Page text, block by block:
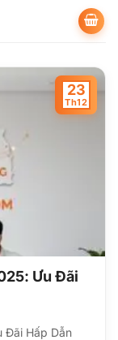
Ưu Đãi
Đãi Hấp Dẫn
23
Th12